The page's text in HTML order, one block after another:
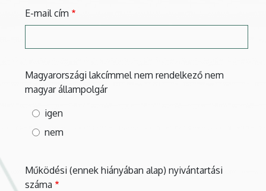
E-mail cím
Magyarországi lakcímmel nem rendelkező nem
magyar állampolgár
igen
nem
Működési (ennek hiányában alap) nyivántartási
száma